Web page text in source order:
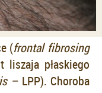
(frontal fibrosing
płaskiego
–LPP). Choroba